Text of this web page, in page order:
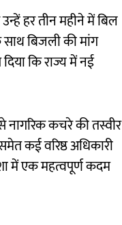
हर तीन महीने में बिल
बिजली की मांग
कि राज्य में नई
नागरिक कचरे की तस्वीर
कई वरिष्ठ अधिकारी
में एक महत्वपूर्ण कदम